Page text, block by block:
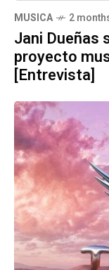
MUSICA 2
Jani Dueñas
proyecto
[Entrevista]